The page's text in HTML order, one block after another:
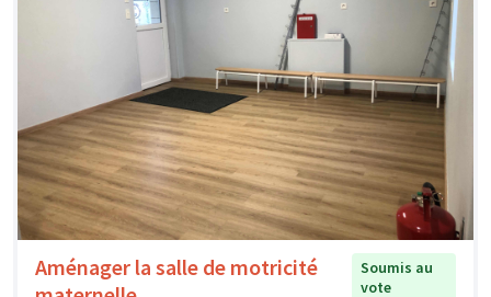
Aménager la salle de motricité
Soumis au
vote